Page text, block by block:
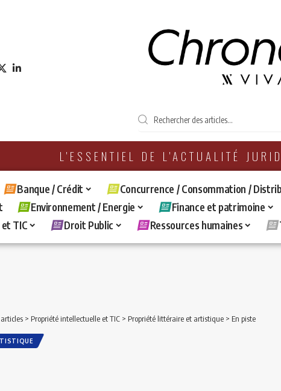
L'ESSENTIEL DE L'ACTUALITÉ
Banque / Crédit Concurrence / Consommation /
Environnement / Energie Finance et patrimoine
TIC
Droit Public Ressources humaines
> Propriété intellectuelle et TIC > Propriété littéraire et artistique > En piste